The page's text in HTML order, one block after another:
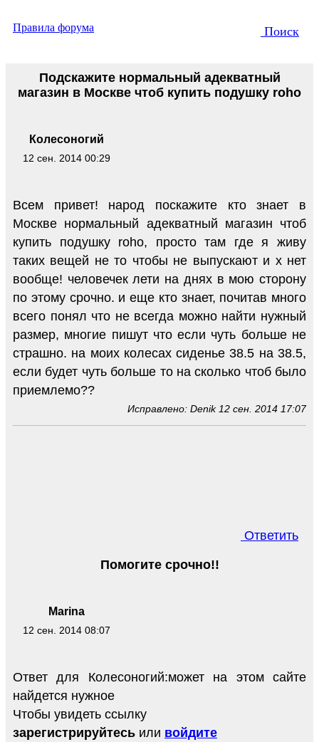
Правила форума Поиск
Колесоногий
12 сен. 2014 00:29
Подскажите нормальный адекватный
магазин в Москве чтоб купить подушку roho
Всем привет! народ поскажите кто знает в
Москве нормальный адекватный магазин чтоб
купить подушку roho, просто там где я живу
таких вещей не то чтобы не выпускают и х нет
вообще! человечек лети на днях в мою сторону
по этому срочно. и еще кто знает, почитав много
всего понял что не всегда можно найти нужный
размер, многие пишут что если чуть больше не
страшно. на моих колесах сиденье 38.5 на 38.5,
если будет чуть больше то на сколько чтоб было
приемлемо??
Исправлено: Denik 12 сен. 2014 17:07
Ответить
Marina
12 сен. 2014 08:07
Помогите срочно!!
Ответ для Колесоногий:может на этом сайте
найдется нужное
Чтобы увидеть ссылку
зарегистрируйтесь или войдите